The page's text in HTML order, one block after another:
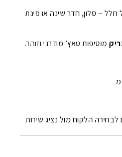
– סלון, חדר שינה או פינת
מוסיפות טאץ’ מודרני וזוהר.
הלקוח מול נציג שירות